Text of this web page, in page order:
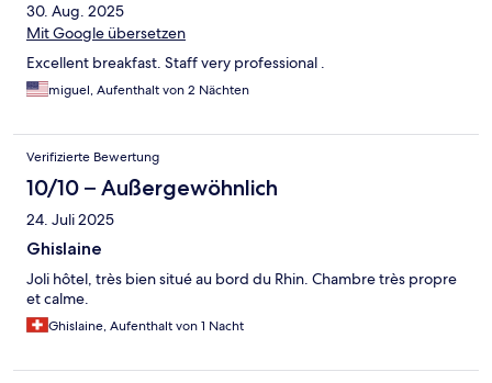
30. Aug. 2025
Mit Google übersetzen
Excellent breakfast. Staff very professional .
miguel, Aufenthalt von 2 Nächten
Verifizierte Bewertung
10/10 – Außergewöhnlich
24. Juli 2025
Ghislaine
Joli hôtel, très bien situé au bord du Rhin. Chambre très propre
et calme.
Ghislaine, Aufenthalt von 1 Nacht